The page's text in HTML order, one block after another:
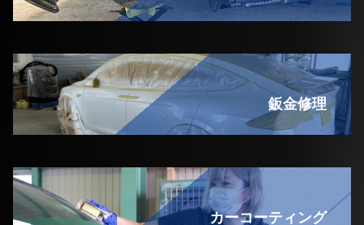
鈑金修理
カーコーティング